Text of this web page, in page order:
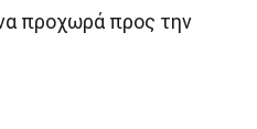
προχωρά προς την